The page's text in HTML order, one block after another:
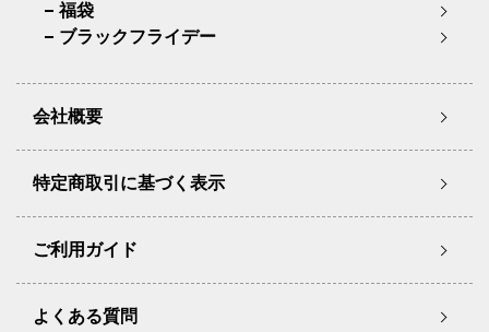
福袋
ブラックフライデー
会社概要
特定商取引に基づく表示
ご利用ガイド
よくある質問